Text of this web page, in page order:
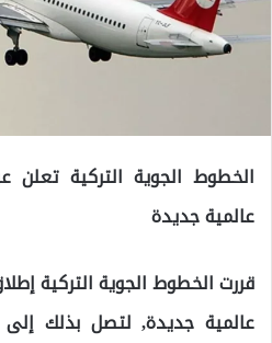
الخطوط الجوية التركية
عالمية جديدة
قررت الخطوط الجوية التركية
عالمية جديدة, لتصل بذلك